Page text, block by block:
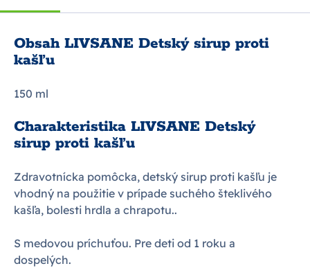
Obsah LIVSANE Detský sirup proti
kašľu
150 ml
Charakteristika LIVSANE Detský
sirup proti kašľu
Zdravotnícka pomôcka, detský sirup proti kašľu je
vhodný na použitie v prípade suchého šteklivého
kašľa, bolesti hrdla a chrapotu..
S medovou príchuťou. Pre deti od 1 roku a
dospelých.